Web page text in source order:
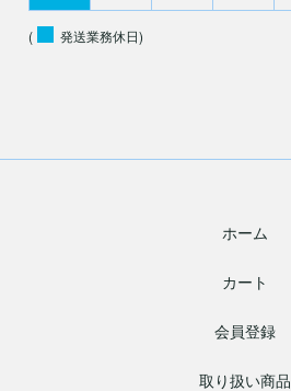
( 発送業務休日)
ホーム
カート
会員登録
取り扱い商品